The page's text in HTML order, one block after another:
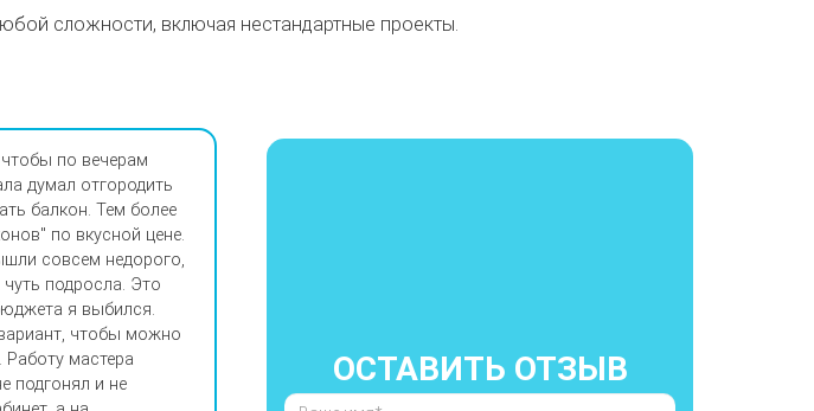
сложности, включая нестандартные проекты.
по вечерам
думал отгородить
балкон. Тем более
по вкусной цене.
совсем недорого,
подросла. Это
я выбился.
чтобы можно
мастера
подгонял и не
ОСТАВИТЬ ОТЗЫВ